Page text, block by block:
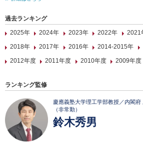
過去ランキング
2025年
2024年 2023年 2022年 2021
2018年
2017年 2016年 2014-2015年
2012年度
2011年度 2010年度 2009年度
ランキング監修
慶應義塾大学理工学部教授／内閣
（非常勤）
鈴木秀男